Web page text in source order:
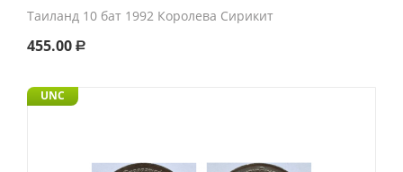
Таиланд 10 бат 1992 Королева Сирикит
455.00 Р
UNC